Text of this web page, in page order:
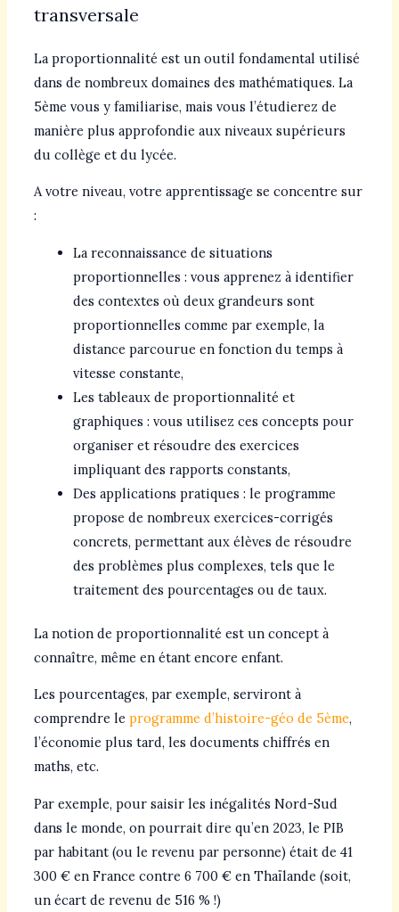
transversale
La proportionnalité est un outil fondamental utilisé
dans de nombreux domaines des mathématiques. La
5ème vous y familiarise, mais vous l’étudierez de
manière plus approfondie aux niveaux supérieurs
du collège et du lycée.
A votre niveau, votre apprentissage se concentre sur
:
La reconnaissance de situations
proportionnelles : vous apprenez à identifier
des contextes où deux grandeurs sont
proportionnelles comme par exemple, la
distance parcourue en fonction du temps à
vitesse constante,
Les tableaux de proportionnalité et
graphiques : vous utilisez ces concepts pour
organiser et résoudre des exercices
impliquant des rapports constants,
Des applications pratiques : le programme
propose de nombreux exercices-corrigés
concrets, permettant aux élèves de résoudre
des problèmes plus complexes, tels que le
traitement des pourcentages ou de taux.
La notion de proportionnalité est un concept à
connaître, même en étant encore enfant.
Les pourcentages, par exemple, serviront à
comprendre le programme d’histoire-géo de 5ème,
l’économie plus tard, les documents chiffrés en
maths, etc.
Par exemple, pour saisir les inégalités Nord-Sud
dans le monde, on pourrait dire qu’en 2023, le PIB
par habitant (ou le revenu par personne) était de 41
300 € en France contre 6 700 € en Thaïlande (soit,
un écart de revenu de 516 % !)